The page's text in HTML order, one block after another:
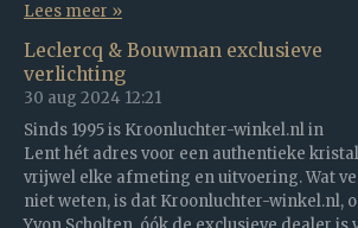
Lees meer »
Leclercq & Bouwman exclusieve
verlichting
30 aug 2024 12:21
Sinds 1995 is Kroonluchter-winkel.nl in
Lent hét adres voor een authentieke
vrijwel elke afmeting en uitvoering. Wat
niet weten, is dat Kroonluchter-winkel.nl,